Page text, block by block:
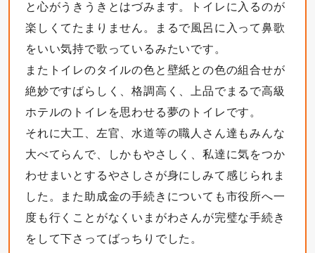
と心がうきうきとはづみます。トイレに入るのが
楽しくてたまりません。まるで風呂に入って鼻歌
をいい気持で歌っているみたいです。
またトイレのタイルの色と壁紙との色の組合せが
絶妙ですばらしく、格調高く、上品でまるで高級
ホテルのトイレを思わせる夢のトイレです。
それに大工、左官、水道等の職人さん達もみんな
大べてらんで、しかもやさしく、私達に気をつか
わせまいとするやさしさが身にしみて感じられま
した。また助成金の手続きについても市役所へ一
度も行くことがなくいまがわさんが完璧な手続き
をして下さってばっちりでした。